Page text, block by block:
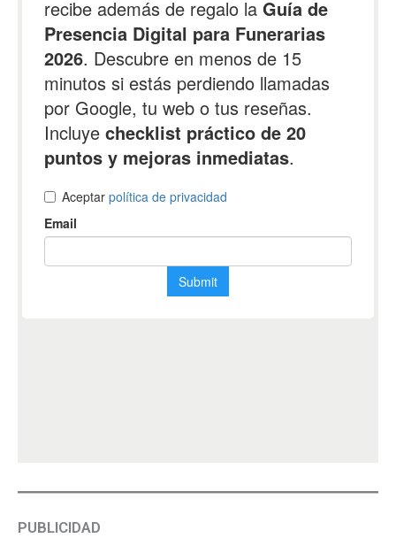
PUBLICIDAD